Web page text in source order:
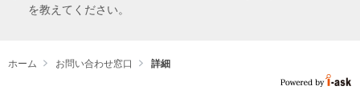
を教えてください。
ホーム お問い合わせ窓口 詳細